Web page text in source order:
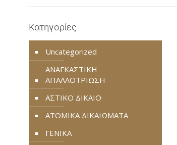
Κατηγορίες
Uncategorized
ΑΝΑΓΚΑΣΤΙΚΗ
ΑΠΑΛΛΟΤΡΙΩΣΗ
ΑΣΤΙΚΟ ΔΙΚΑΙΟ
ΑΤΟΜΙΚΑ ΔΙΚΑΙΩΜΑΤΑ
ΓΕΝΙΚΑ